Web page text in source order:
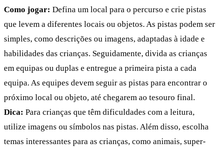
Como jogar: Defina um local para o percurso e crie pistas
que levem a diferentes locais ou objetos. As pistas podem ser
simples, como descrições ou imagens, adaptadas à idade e
habilidades das crianças. Seguidamente, divida as crianças
em equipas ou duplas e entregue a primeira pista a cada
equipa. As equipes devem seguir as pistas para encontrar o
próximo local ou objeto, até chegarem ao tesouro final.
Dica: Para crianças que têm dificuldades com a leitura,
utilize imagens ou símbolos nas pistas. Além disso, escolha
temas interessantes para as crianças, como animais, super-